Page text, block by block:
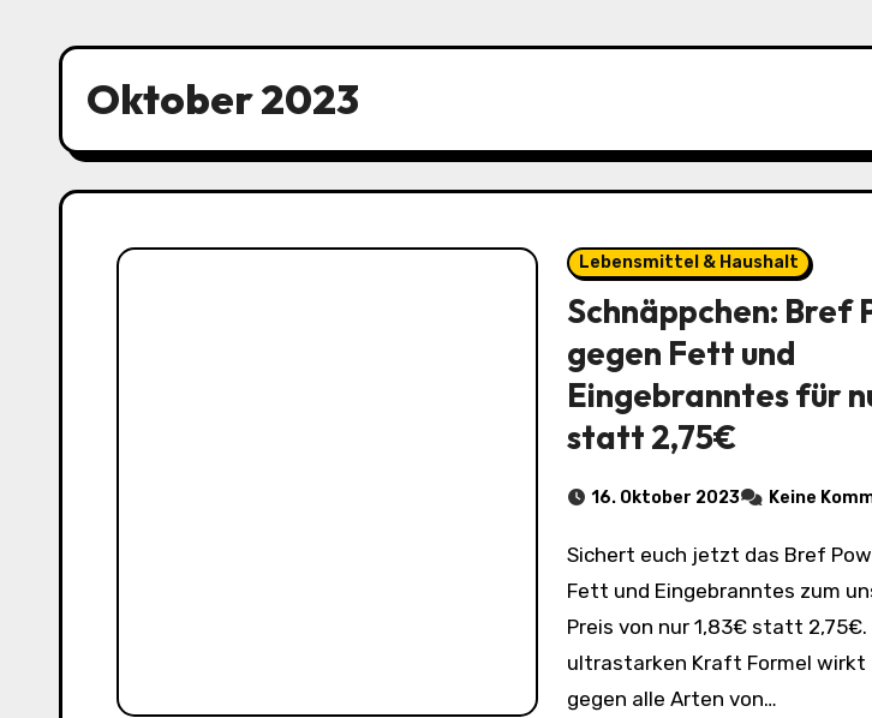
Oktober 2023
Lebensmittel & Haushalt
Schnäppchen: Bref
gegen Fett und
Eingebranntes für
statt 2,75€
16. Oktober 2023 Keine
Sichert euch jetzt das Bref Power gegen
Fett und Eingebranntes zum
Preis von nur 1,83€ statt
ultrastarken Kraft Formel
gegen alle Arten von…